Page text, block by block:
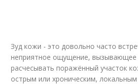
Зуд кожи - это довольно часто
неприятное ощущение, вызывающее
расчесывать поражённый участок
острым или хроническим,